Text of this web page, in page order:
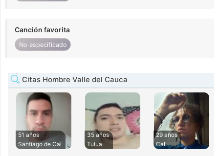
Canción favorita
No especificado
Citas Hombre Valle del Cauca
51 años
Santiago de Cal
35 años
Tulua
29 años
Cali